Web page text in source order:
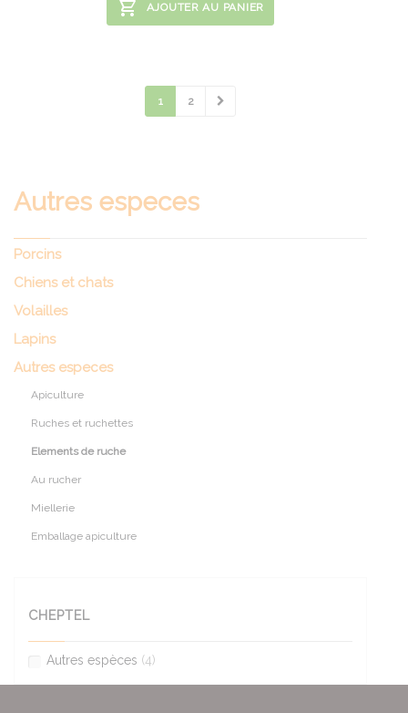
AJOUTER AU PANIER
1 2
Autres especes
Porcins
Chiens et chats
Volailles
Lapins
Autres especes
Apiculture
Ruches et ruchettes
Elements de ruche
Au rucher
Miellerie
Emballage apiculture
CHEPTEL
Autres espèces (4)